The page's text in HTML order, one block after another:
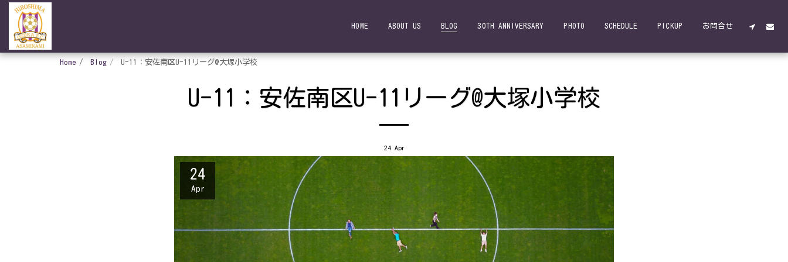
HOME ABOUT US BLOG 30TH ANNIVERSARY PHOTO SCHEDULE PICKUP お問合せ
Home Blog U-11：安佐南区U-11リーグ@大塚小学校
U-11：安佐南区U-11リーグ@大塚小学校
24 Apr
24
Apr